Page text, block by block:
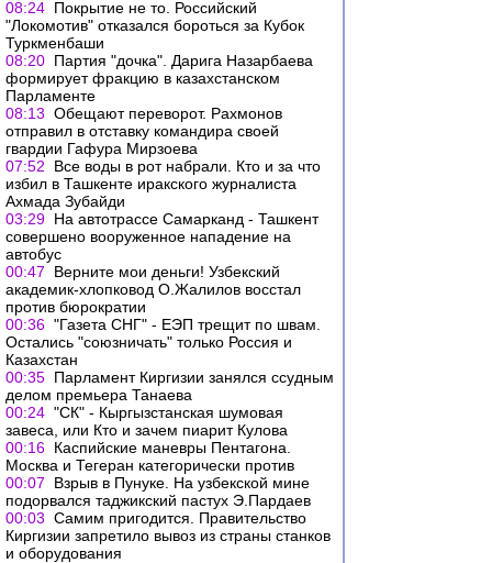
08:24 Покрытие не то. Российский
"Локомотив" отказался бороться за Кубок
Туркменбаши
08:20 Партия "дочка". Дарига Назарбаева
формирует фракцию в казахстанском
Парламенте
08:13 Обещают переворот. Рахмонов
отправил в отставку командира своей
гвардии Гафура Мирзоева
07:52
Все воды в рот набрали. Кто и за что
избил в Ташкенте иракского журналиста
Ахмада Зубайди
03:29 На автотрассе Самарканд - Ташкент
совершено вооруженное нападение на
автобус
00:47
Верните мои деньги! Узбекский
академик-хлопковод О.Жалилов восстал
против бюрократии
00:36 "Газета СНГ" - ЕЭП трещит по швам.
Остались "союзничать" только Россия и
Казахстан
00:35 Парламент Киргизии занялся ссудным
делом премьера Танаева
00:24 "СК" - Кыргызстанская шумовая
завеса, или Кто и зачем пиарит Кулова
00:16 Каспийские маневры Пентагона.
Москва и Тегеран категорически против
00:07
Взрыв в Пунуке. На узбекской мине
подорвался таджикский пастух Э.Пардаев
00:03 Самим пригодится. Правительство
Киргизии запретило вывоз из страны станков
и оборудования